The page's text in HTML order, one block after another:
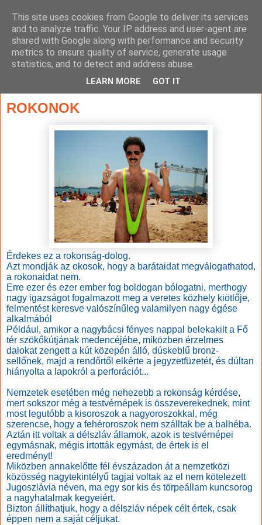
ROKONOK
Érdekes ez a rokonság-dolog.
Azt mondják az okosok, hogy a barátaidat megválogathatod,
a rokonaidat nem.
Erre ezer és ezer ember fog boldogan bólogatni, merthogy
nagy igazságot fogalmazott meg a veretes közhely kiötlője,
felmentést keresve valószínűleg valamilyen nagy égése
alkalmából
Például, amikor a nagybácsi fényes nappal belekakilt a Fő
tér szökőkútjának medencéjébe, miközben érzelmes
dalokat zengett a kút közepén álló, dúskeblű bronz-
sellőnek, majd a rendőrtől elkérte a jegyzetfüzetét, és dúltan
hiányolta a lapokról a perforációt...
Nemzetek esetében még nehezebb a rokonság kérdése,
mert sokszor még a testvérnépek is összeverekednek, mint
most legutóbb a kisoroszok a nagyoroszokkal, még
szerencse, hogy a fehéroroszok nem szálltak be a balhéba.
Aztán itt voltak a délszláv államok, azok is testvérnépei
egymásnak, mégis irtották egymást, de értek is el
eredményt!
Miközben annakelőtte fél évszázadon át a nemzetközi
közösség nagytekintélyű tagjai voltak az el nem kötelezett
Jugoszlávia néven, ma egy sor kis és törpeállam kuncsorog
a nagyhatalmak kegyeiért.
Bizton állíthatjuk, hogy a délszláv népek célt értek, csak
éppen nem a saját céljukat.
This site uses cookies from Google to deliver its services
and to analyze traffic. Your IP address and user-agent are
shared with Google along with performance and security
metrics to ensure quality of service, generate usage
statistics, and to detect and address abuse.
LEARN MORE GOT IT